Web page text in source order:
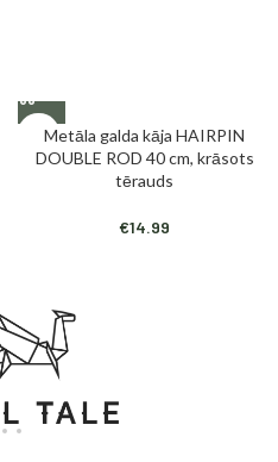
Metāla galda kāja HAIRPIN
DOUBLE ROD 40 cm, krāsots
tērauds
€14.99